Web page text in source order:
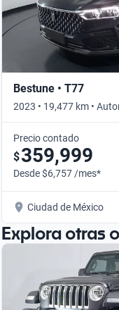
Bestune • T77
2023 • 19,477 km •
Precio contado
$359,999
Desde $6,757 /mes*
Ciudad de México
Explora otras